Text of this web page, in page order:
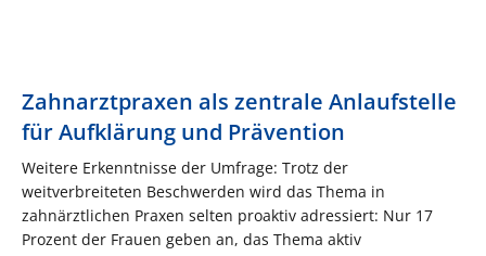
Zahnarztpraxen als zentrale Anlaufstelle
für Aufklärung und Prävention
Weitere Erkenntnisse der Umfrage: Trotz der
weitverbreiteten Beschwerden wird das Thema in
zahnärztlichen Praxen selten proaktiv adressiert: Nur 17
Prozent der Frauen geben an, das Thema aktiv